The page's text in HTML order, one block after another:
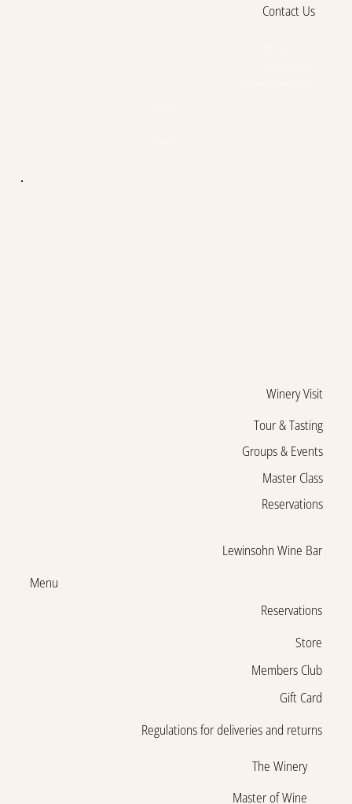
Contact Us
The Winery
Master of Wine
Winery Visit
Tour & Tasting
Groups & Events
Master Class
Reservations
Lewinsohn Wine Bar
Menu
Reservations
Store
Gift Card
Members Club
Regulations for deliveries and returns